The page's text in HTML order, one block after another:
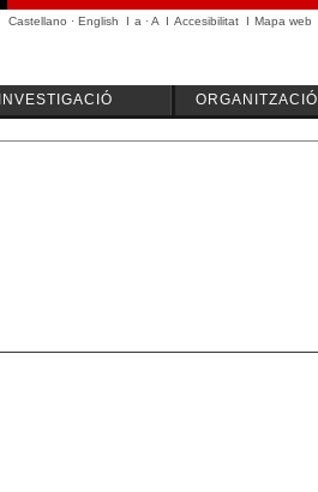
Castellano · English I a ·A I Accesibilitat I Mapa web
INVESTIGACIÓ ORGANITZACIÓ